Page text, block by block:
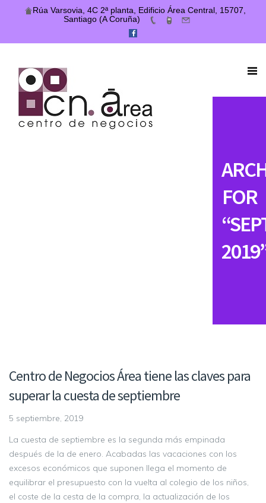
Rúa Varsovia, 4C 2ª planta, Edificio Área Central, 15707,
Santiago (A Coruña)
FOR
Centro de Negocios Área tiene las claves para
superar la cuesta de septiembre
5 septiembre, 2019
La cuesta de septiembre es la segunda más empinada
después de la de enero. Acabadas las vacaciones con los
excesos económicos que suponen llega el momento de
equilibrar el presupuesto con la vuelta al colegio de los niños,
el coste de la cesta de la compra, la actualización de los